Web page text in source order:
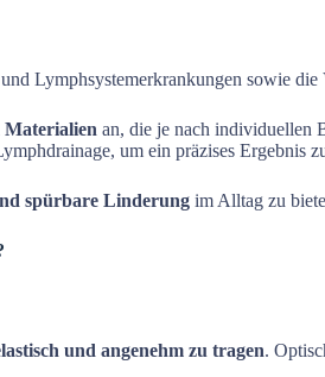
Lymphsystemerkrankungen sowie
Materialien an, die je nach individuellen
um ein präzises Ergebnis
spürbare Linderung im Alltag zu
und angenehm zu tragen.